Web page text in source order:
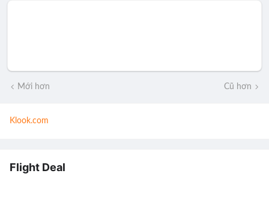
Mới hơn Cũ hơn
Klook.com
Flight Deal